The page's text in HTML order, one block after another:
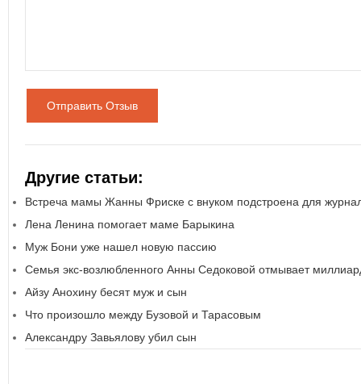
Отправить Отзыв
Другие статьи:
Встреча мамы Жанны Фриске с внуком подстроена для
Лена Ленина помогает маме Барыкина
Муж Бони уже нашел новую пассию
Семья экс-возлюбленного Анны Седоковой отмывает
Айзу Анохину бесят муж и сын
Что произошло между Бузовой и Тарасовым
Александру Завьялову убил сын